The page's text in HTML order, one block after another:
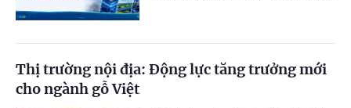
Thị trường nội địa: Động lực tăng trưởng mới
cho ngành gỗ Việt